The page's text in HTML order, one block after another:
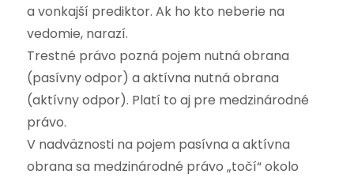
a vonkajší prediktor. Ak ho kto neberie na
vedomie, narazí.
Trestné právo pozná pojem nutná obrana
(pasívny odpor) a aktívna nutná obrana
(aktívny odpor). Platí to aj pre medzinárodné
právo.
V nadväznosti na pojem pasívna a aktívna
obrana sa medzinárodné právo „točí“ okolo